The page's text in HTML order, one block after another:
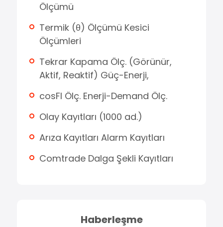
Ölçümü
Termik (θ) Ölçümü Kesici
Ölçümleri
Tekrar Kapama Ölç. (Görünür,
Aktif, Reaktif) Güç-Enerji,
cosFI Ölç. Enerji-Demand Ölç.
Olay Kayıtları (1000 ad.)
Arıza Kayıtları Alarm Kayıtları
Comtrade Dalga Şekli Kayıtları
Haberleşme